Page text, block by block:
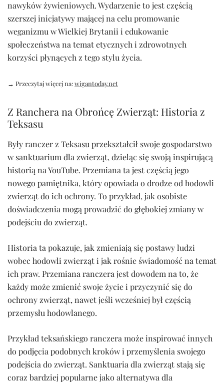
nawyków żywieniowych. Wydarzenie to jest częścią
szerszej inicjatywy mającej na celu promowanie
weganizmu w Wielkiej Brytanii i edukowanie
społeczeństwa na temat etycznych i zdrowotnych
korzyści płynących z tego stylu życia.
→ Przeczytaj więcej na:wigantoday.net
Z Ranchera na Obrońcę Zwierząt: Historia z
Teksasu
Były ranczer z Teksasu przekształcił swoje gospodarstwo
w sanktuarium dla zwierząt, dzieląc się swoją inspirującą
historią na YouTube. Przemiana ta jest częścią jego
nowego pamiętnika, który opowiada o drodze od hodowli
zwierząt do ich ochrony. To przykład, jak osobiste
doświadczenia mogą prowadzić do głębokiej zmiany w
podejściu do zwierząt.
Historia ta pokazuje, jak zmieniają się postawy ludzi
wobec hodowli zwierząt i jak rośnie świadomość na temat
ich praw. Przemiana ranczera jest dowodem na to, że
każdy może zmienić swoje życie i przyczynić się do
ochrony zwierząt, nawet jeśli wcześniej był częścią
przemysłu hodowlanego.
Przykład teksańskiego ranczera może inspirować innych
do podjęcia podobnych kroków i przemyślenia swojego
podejścia do zwierząt. Sanktuaria dla zwierząt stają się
coraz bardziej popularne jako alternatywa dla